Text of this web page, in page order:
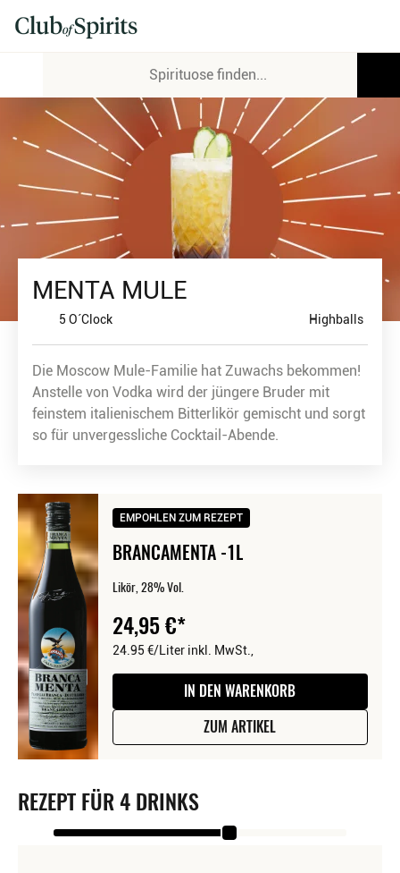
MENTA MULE
5 O´Clock Highballs
Die Moscow Mule-Familie hat Zuwachs bekommen!
Anstelle von Vodka wird der jüngere Bruder mit
feinstem italienischem Bitterlikör gemischt und sorgt
so für unvergessliche Cocktail-Abende.
EMPOHLEN ZUM REZEPT
BRANCAMENTA -1L
Likör, 28% Vol.
24,95€
24.95 €/Literinkl. MwSt.,
IN DEN WARENKORB
ZUM ARTIKEL
REZEPT FÜR 4 DRINKS